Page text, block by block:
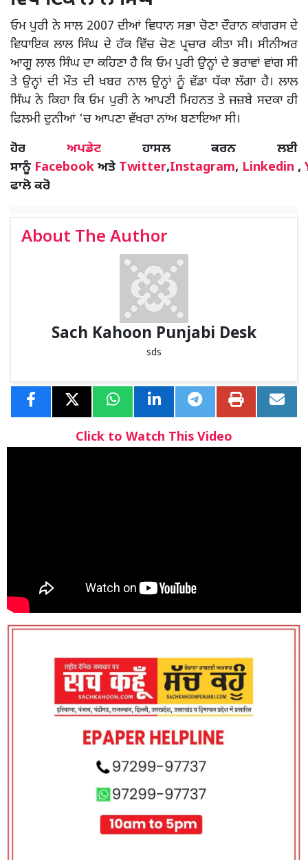
ਓਮ ਪੁਰੀ ਨੇ ਸਾਲ 2007 ਦੀਆਂ ਵਿਧਾਨ ਸਭਾ ਚੋਣਾ ਦੌਰਾਨ ਕਾਂਗਰਸ ਦੇ
ਵਿਧਾਇਕ ਲਾਲ ਸਿੰਘ ਦੇ ਹੱਕ ਵਿੱਚ ਚੋਣ ਪ੍ਰਚਾਰ ਕੀਤਾ ਸੀ। ਸੀਨੀਅਰ
ਆਗੂ ਲਾਲ ਸਿੰਘ ਦਾ ਕਹਿਣਾ ਹੈ ਕਿ ਓਮ ਪੁਰੀ ਉਨ੍ਹਾਂ ਦੇ ਭਰਾਵਾਂ ਵਾਂਗ ਸੀ
ਤੇ ਉਨ੍ਹਾਂ ਦੀ ਮੌਤ ਦੀ ਖਬਰ ਨਾਲ ਉੁਨ੍ਹਾਂ ਨੂੰ ਵੱਡਾ ਧੱਕਾ ਲੱਗਾ ਹੈ। ਲਾਲ
ਸਿੰਘ ਨੇ ਕਿਹਾ ਕਿ ਓਮ ਪੁਰੀ ਨੇ ਆਪਣੀ ਮਿਹਨਤ ਤੇ ਜਜ਼ਬੇ ਸਦਕਾ ਹੀ
ਫਿਲਮੀ ਦੁਨੀਆਂ ‘ਚ ਆਪਣਾ ਵੱਖਰਾ ਨਾਂਅ ਬਣਾਇਆ ਸੀ।
ਹੋਰ ਅਪਡੇਟਹਾਸਲ ਕਰਨ ਲਈ
ਸਾਨੂੰ Facebook ਅਤੇ Twitter,Instagram, Linkedin ,
ਫਾਲੋ ਕਰੋ
About The Author
Sach Kahoon Punjabi Desk
sds
Click to Watch This Video